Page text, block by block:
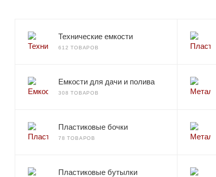
Технические емкости
612 ТОВАРОВ
Емкости для дачи и полива
308 ТОВАРОВ
Пластиковые бочки
78 ТОВАРОВ
Пластиковые бутылки